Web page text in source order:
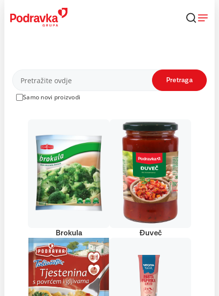
content
Proizvodi
Samo novi proizvodi
Pretraga
Brokula Đuveč